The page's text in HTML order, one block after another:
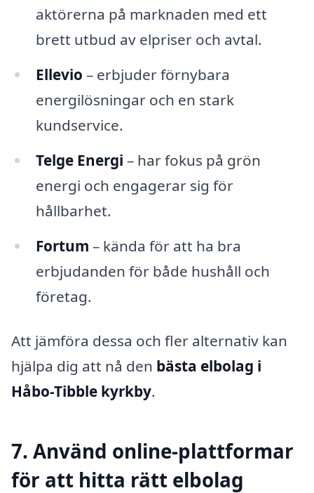
aktörerna på marknaden med ett
brett utbud av elpriser och avtal.
Ellevio – erbjuder förnybara
energilösningar och en stark
kundservice.
Telge Energi – har fokus på grön
energi och engagerar sig för
hållbarhet.
Fortum – kända för att ha bra
erbjudanden för både hushåll och
företag.
Att jämföra dessa och fler alternativ kan
hjälpa dig att nå den bästa elbolag i
Håbo-Tibble kyrkby.
7. Använd online-plattformar
för att hitta rätt elbolag